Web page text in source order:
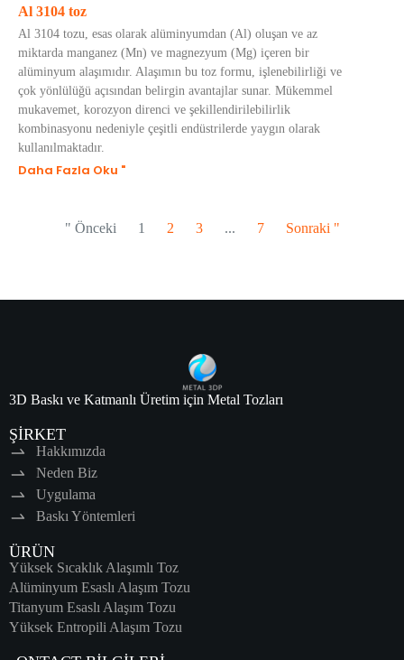
Al 3104 toz
Al 3104 tozu, esas olarak alüminyumdan (Al) oluşan ve az
miktarda manganez (Mn) ve magnezyum (Mg) içeren bir
alüminyum alaşımıdır. Alaşımın bu toz formu, işlenebilirliği ve
çok yönlülüğü açısından belirgin avantajlar sunar. Mükemmel
mukavemet, korozyon direnci ve şekillendirilebilirlik
kombinasyonu nedeniyle çeşitli endüstrilerde yaygın olarak
kullanılmaktadır.
Daha Fazla Oku "
" Önceki 1 2 3 ... 7 Sonraki "
3D Baskı ve Katmanlı Üretim için Metal Tozları
ŞİRKET
Hakkımızda
Neden Biz
Uygulama
Baskı Yöntemleri
ÜRÜN
Yüksek Sıcaklık Alaşımlı Toz
Alüminyum Esaslı Alaşım Tozu
Titanyum Esaslı Alaşım Tozu
Yüksek Entropili Alaşım Tozu